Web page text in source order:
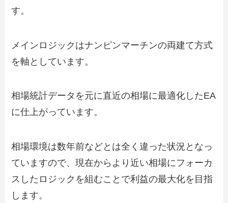
す。
メインロジックはナンピンマーチンの両建て方式
を軸としています。
相場統計データを元に直近の相場に最適化したEA
に仕上がっています。
相場環境は数年前などとは全く違った状況となっ
ていますので、現在からより近い相場にフォーカ
スしたロジックを組むことで利益の最大化を目指
します。